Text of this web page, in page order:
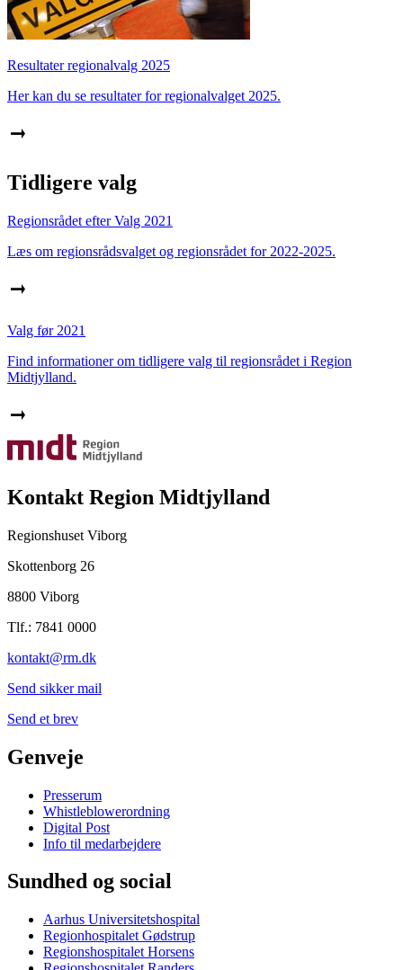
Resultater regionalvalg 2025
Her kan du se resultater for regionalvalget 2025.
Tidligere valg
Regionsrådet efter Valg 2021
Læs om regionsrådsvalget og regionsrådet for 2022-2025.
Valg før 2021
Find informationer om tidligere valg til regionsrådet i Region
Midtjylland.
Kontakt Region Midtjylland
Regionshuset Viborg
Skottenborg 26
8800 Viborg
Tlf.: 7841 0000
kontakt@rm.dk
Send sikker mail
Send et brev
Genveje
Presserum
Whistleblowerordning
Digital Post
Info til medarbejdere
Sundhed og social
Aarhus Universitetshospital
Regionhospitalet Gødstrup
Regionshospitalet Horsens